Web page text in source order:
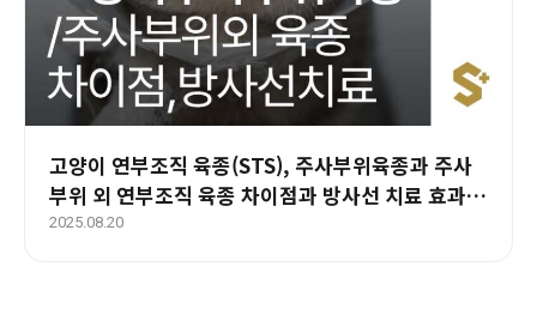
고양이 연부조직 육종(STS), 주사부위육종과 주사
부위 외 연부조직 육종 차이점과 방사선 치료 효과와
예후 – 부산 양산 에스동물암센터
2025.08.20